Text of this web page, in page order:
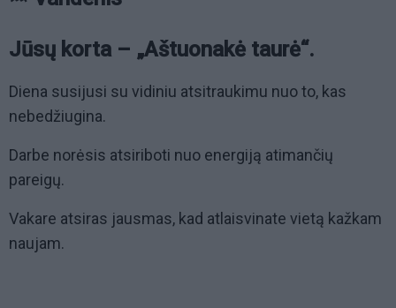
Jūsų korta – „Aštuonakė taurė“.
Diena susijusi su vidiniu atsitraukimu nuo to, kas
nebedžiugina.
Darbe norėsis atsiriboti nuo energiją atimančių
pareigų.
Vakare atsiras jausmas, kad atlaisvinate vietą kažkam
naujam.